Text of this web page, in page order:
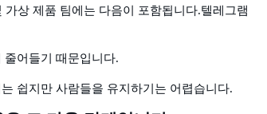
상 제품 팀에는 다음이 포함됩니다.텔레그램
어들기 때문입니다.
쉽지만 사람들을 유지하기는 어렵습니다.